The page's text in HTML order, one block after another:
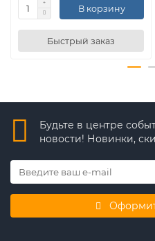
В корзину
Быстрый заказ
Будьте в центре
новости! Новинки,